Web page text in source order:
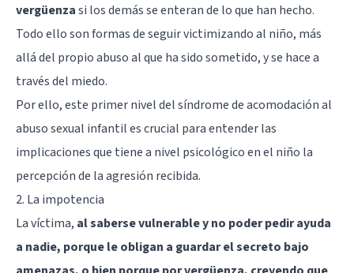
vergüenzasi los demás se enteran de lo que han hecho.
Todo ello son formas de seguir victimizando al niño, más
allá del propio abuso al que ha sido sometido, y se hace a
través del miedo.
Por ello, este primer nivel del síndrome de acomodación al
abuso sexual infantil es crucial para entender las
implicaciones que tiene a nivel psicológico en el niño la
percepción de la agresión recibida.
2. La impotencia
La víctima, al saberse vulnerable y no poder pedir ayuda
a nadie, porque le obligan a guardar el secreto bajo